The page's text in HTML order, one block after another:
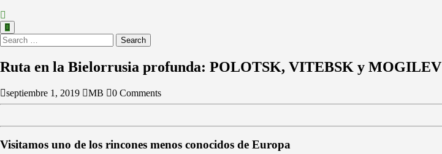
Button
Search
Ruta en la Bielorrusia profunda: POLOTSK, VITEBSK y MOGILEV
septiembre 1, 2019 MB 0 Comments
Visitamos uno de los rincones menos conocidos de Europa